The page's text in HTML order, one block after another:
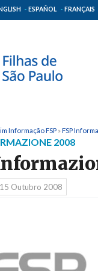
ESPAÑOL FRANÇAIS
Informação FSP »FSP
2008
15 Outubro 2008